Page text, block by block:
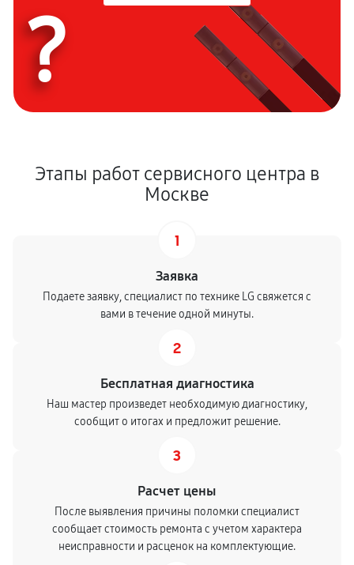
?
Этапы работ сервисного центра в
Москве
1
Заявка
Подаете заявку, специалист по технике LG свяжется с
вами в течение одной минуты.
2
Бесплатная диагностика
Наш мастер произведет необходимую диагностику,
сообщит о итогах и предложит решение.
3
Расчет цены
После выявления причины поломки специалист
сообщает стоимость ремонта с учетом характера
неисправности и расценок на комплектующие.